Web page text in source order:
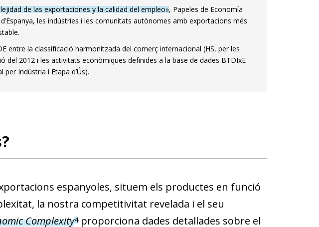
de las exportaciones y la calidad del empleo», Papeles de Economía
les indústries i les comunitats autònomes amb exportacions més
entre la classificació harmonitzada del comerç internacional (HS, per les
del 2012 i les activitats econòmiques definides a la base de dades BTDIxE
Indústria i Etapa d’Ús).
espanyoles, situem els productes en funció
la nostra competitivitat revelada i el seu
Complexity4proporciona dades detallades sobre el